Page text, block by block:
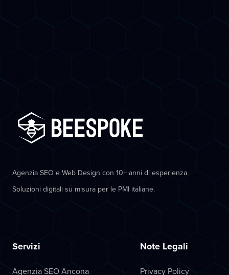
Agenzia SEO e Web Design con 10+ anni di esperienza.
Soluzioni digitali su misura per le PMI italiane.
Servizi
Agenzia SEO Ancona
Note Legali
Privacy Policy